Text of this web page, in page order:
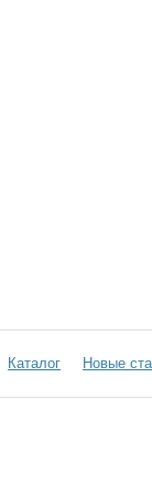
Каталог Новые